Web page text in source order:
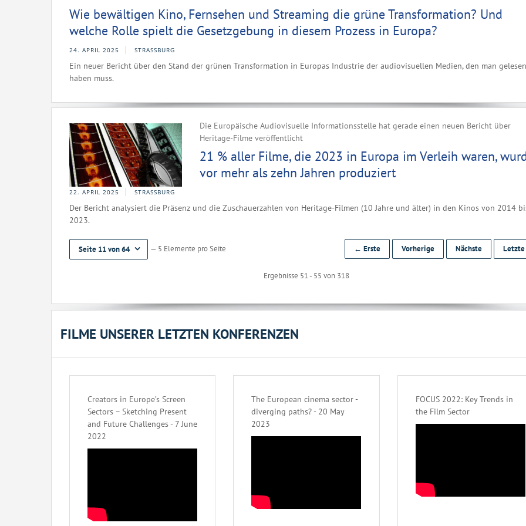
Wie bewältigen Kino, Fernsehen und Streaming die grüne Transformation? Und
welche Rolle spielt die Gesetzgebung in diesem Prozess in Europa?
24. APRIL 2025 STRASSBURG
Ein neuer Bericht über den Stand der grünen Transformation in Europas Industrie der audiovisuellen Medien, den man gelesen
haben muss.
Die Europäische Audiovisuelle Informationsstelle hat gerade einen neuen Bericht über
Heritage-Filme veröffentlicht
21 % aller Filme, die 2023 in Europa im Verleih waren,
vor mehr als zehn Jahren produziert
22. APRIL 2025 STRASSBURG
Der Bericht analysiert die Präsenz und die Zuschauerzahlen von Heritage-Filmen (10 Jahre und älter) in den Kinos von 2014
2023.
Seite 11 von 64 — 5 Elemente pro Seite
Ergebnisse 51 - 55 von 318
← Erste Vorherige Nächste
FILME UNSERER LETZTEN KONFERENZEN
Creators in Europe’s Screen
Sectors – Sketching Present
and Future Challenges - 7 June
2022
The European cinema sector -
diverging paths? - 20 May
2023
FOCUS 2022: Key Trends in
the Film Sector